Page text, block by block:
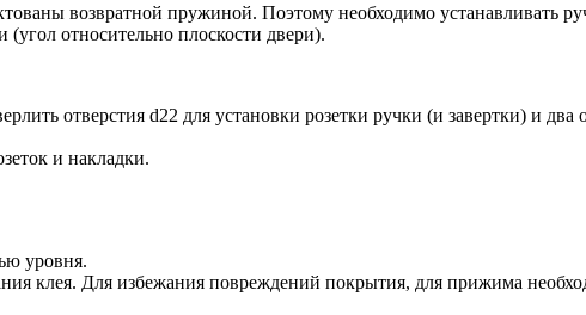
возвратной пружиной. Поэтому необходимо устанавливать
относительно плоскости двери).
отверстия d22 для установки розетки ручки (и завертки) и
и накладки.
уровня.
клея. Для избежания повреждений покрытия, для прижима